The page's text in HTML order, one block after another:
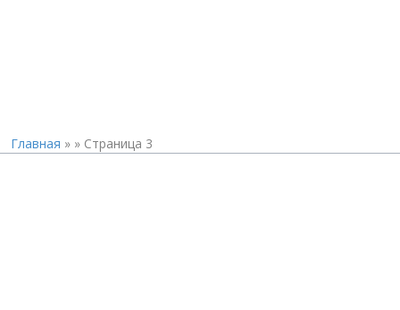
Главная » » Страница 3